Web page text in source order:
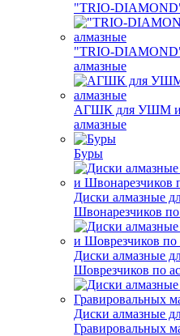
"TRIO-
"TRIO-
алмазные
АГШК для УШМ и
алмазные
Буры
Диски алмазные
Швонарезчиков
Диски алмазные
Шоврезчиков по
Диски алмазные
Гравировальных